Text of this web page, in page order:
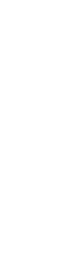
çıkıyor.
görünüyor.
alınıyor.